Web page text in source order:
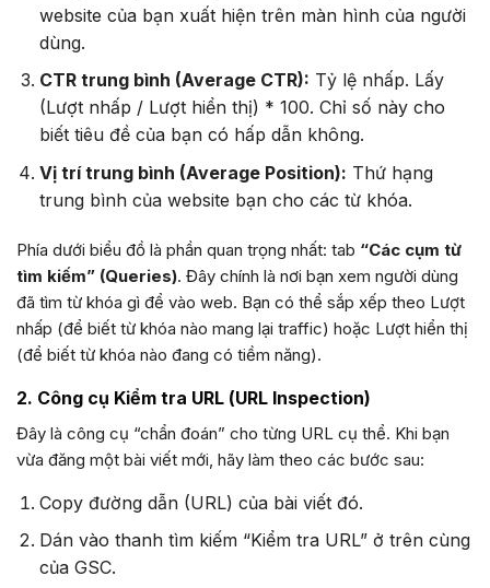
website của bạn xuất hiện trên màn hình của người
dùng.
CTR trung bình (Average CTR): Tỷ lệ nhấp. Lấy
(Lượt nhấp / Lượt hiển thị) * 100. Chỉ số này cho
biết tiêu đề của bạn có hấp dẫn không.
Vị trí trung bình (Average Position): Thứ hạng
trung bình của website bạn cho các từ khóa.
Phía dưới biểu đồ là phần quan trọng nhất: tab “Các cụm từ
tìm kiếm” (Queries). Đây chính là nơi bạn xem người dùng
đã tìm từ khóa gì để vào web. Bạn có thể sắp xếp theo Lượt
nhấp (để biết từ khóa nào mang lại traffic) hoặc Lượt hiển thị
(để biết từ khóa nào đang có tiềm năng).
2. Công cụ Kiểm tra URL (URL Inspection)
Đây là công cụ “chẩn đoán” cho từng URL cụ thể. Khi bạn
vừa đăng một bài viết mới, hãy làm theo các bước sau:
Copy đường dẫn (URL) của bài viết đó.
Dán vào thanh tìm kiếm “Kiểm tra URL” ở trên cùng
của GSC.